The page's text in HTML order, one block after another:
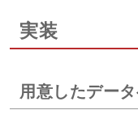
実装
用意したデー